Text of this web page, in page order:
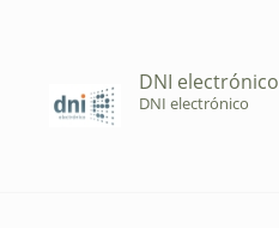
DNI electrónico
DNI electrónico